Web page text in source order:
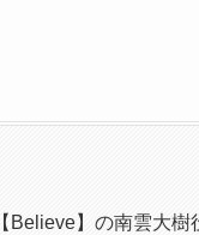
【Believe】の南雲大樹